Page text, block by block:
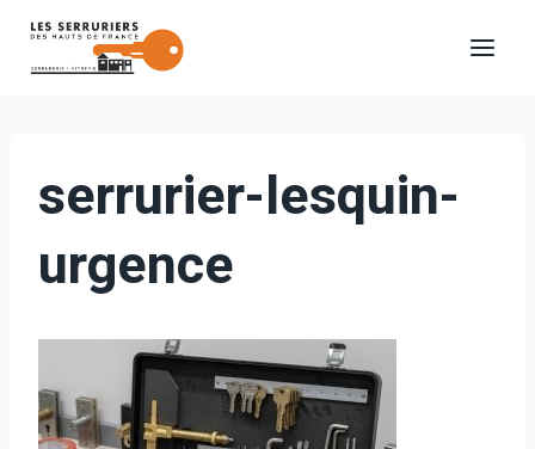
Aller
serrurier-lesquin-
urgence